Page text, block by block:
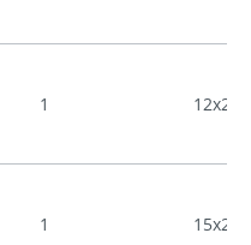
1
1